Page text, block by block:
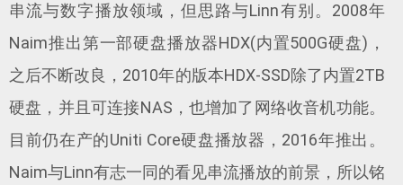
串流与数字播放领域，但思路与Linn有别。2008年
Naim推出第一部硬盘播放器HDX(内置500G硬盘)，
之后不断改良，2010年的版本HDX-SSD除了内置2TB
硬盘，并且可连接NAS，也增加了网络收音机功能。
目前仍在产的Uniti Core硬盘播放器，2016年推出。
Naim与Linn有志一同的看见串流播放的前景，所以铭